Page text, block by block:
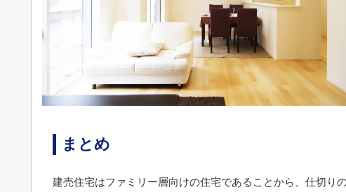
まとめ
建売住宅はファミリー層向けの住宅であることから、仕切り